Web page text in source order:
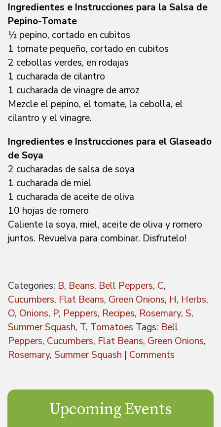
Ingredientes e Instrucciones para la Salsa de
Pepino-Tomate
½ pepino, cortado en cubitos
1 tomate pequeño, cortado en cubitos
2 cebollas verdes, en rodajas
1 cucharada de cilantro
1 cucharada de vinagre de arroz
Mezcle el pepino, el tomate, la cebolla, el
cilantro y el vinagre.
Ingredientes e Instrucciones para el Glaseado
de Soya
2 cucharadas de salsa de soya
1 cucharada de miel
1 cucharada de aceite de oliva
10 hojas de romero
Caliente la soya, miel, aceite de oliva y romero
juntos. Revuelva para combinar. Disfrutelo!
Categories: B, Beans, Bell Peppers, C,
Cucumbers, Flat Beans, Green Onions, H, Herbs,
O, Onions, P, Peppers, Recipes, Rosemary, S,
Summer Squash, T, Tomatoes Tags: Bell
Peppers, Cucumbers, Flat Beans, Green Onions,
Rosemary, Summer Squash | Comments
Upcoming Events